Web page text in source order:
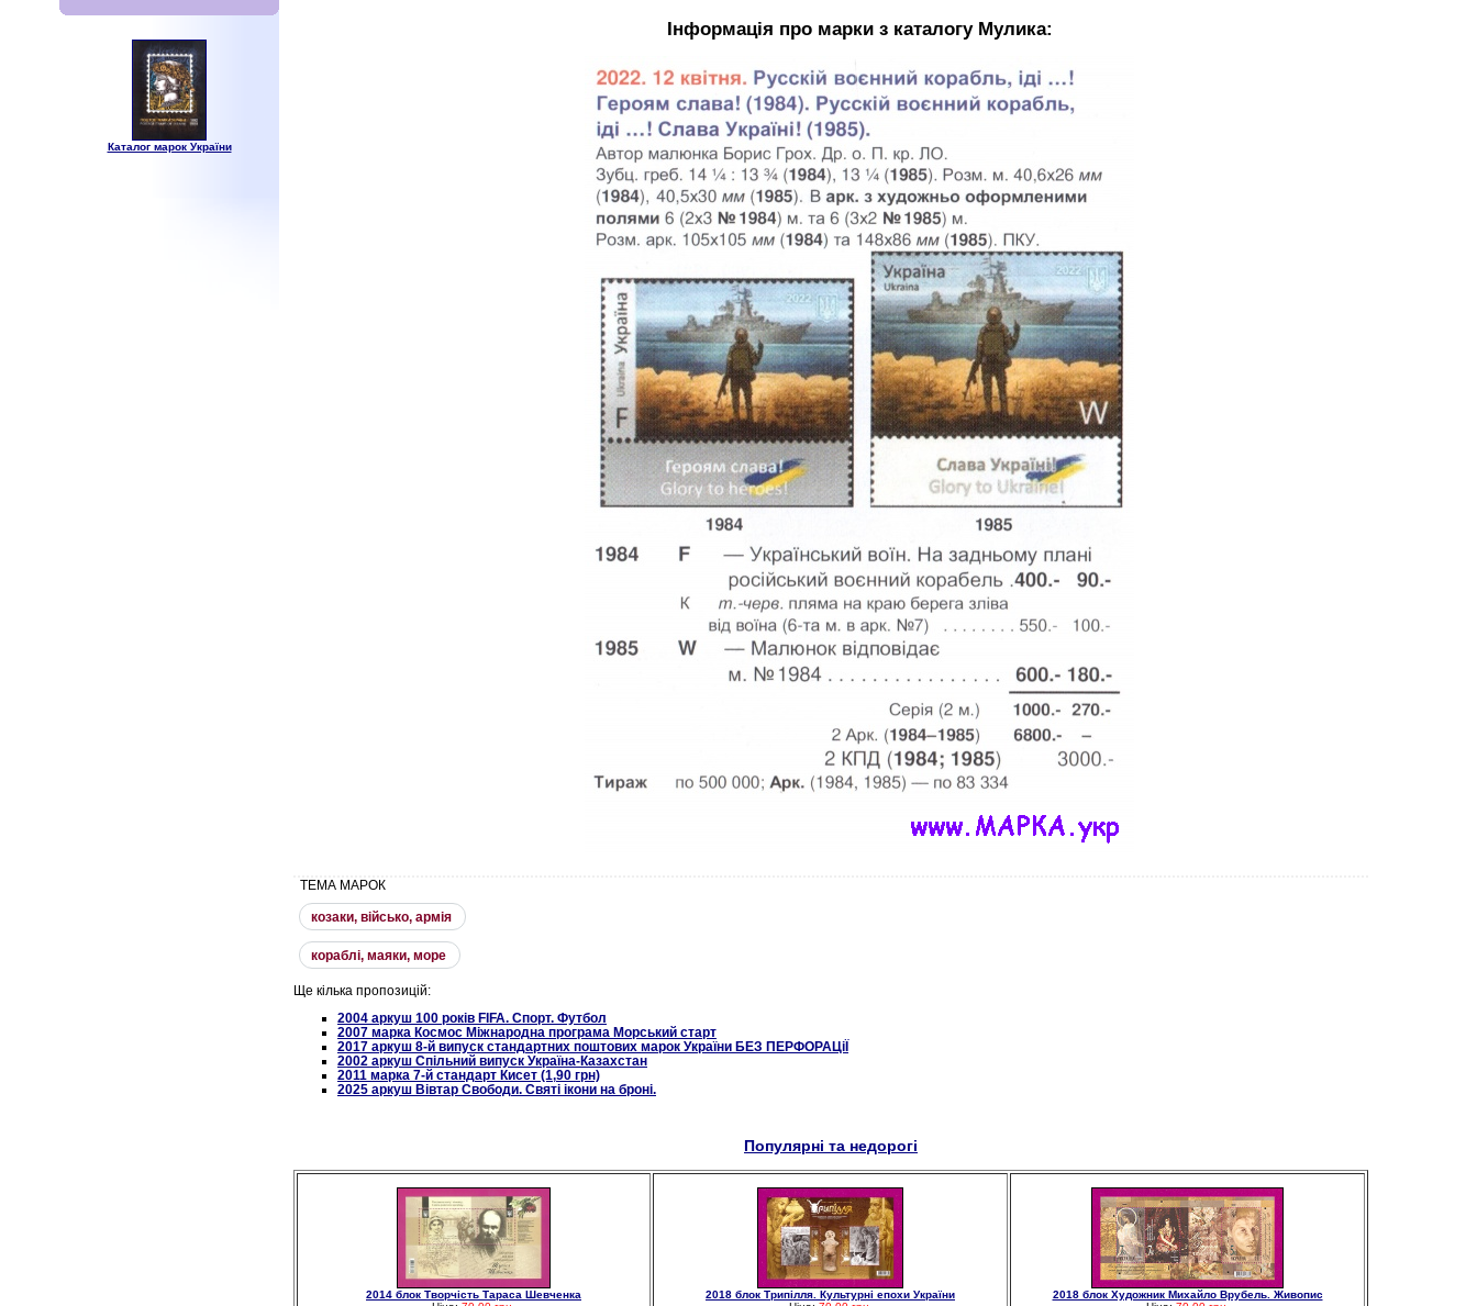
Каталог марок України
Інформація про марки з каталогу Мулика:
ТЕМА МАРОК
козаки, вiйсько, армiя
кораблi, маяки, море
Ще кілька пропозицій:
2004 аркуш 100 років FІFA. Спорт. Футбол
2007 марка Космос Міжнародна програма Морський старт
2017 аркуш 8-й випуск стандартних поштових марок України БЕЗ ПЕРФОРАЦіЇ
2002 аркуш Спільний випуск Україна-Казахстан
2011 марка 7-й стандарт Кисет (1,90 грн)
2025 аркуш Вівтар Свободи. Святі ікони на броні.
Популярні та недорогі
2014 блок Творчість Тараса Шевченка
2018 блок Трипілля. Культурні епохи України
2018 блок Художник Михайло Врубель. Живопис